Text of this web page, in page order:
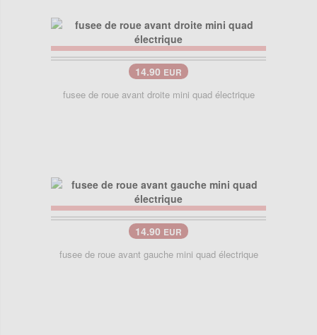
14.90 EUR
fusee de roue avant droite mini quad électrique
14.90 EUR
fusee de roue avant gauche mini quad électrique